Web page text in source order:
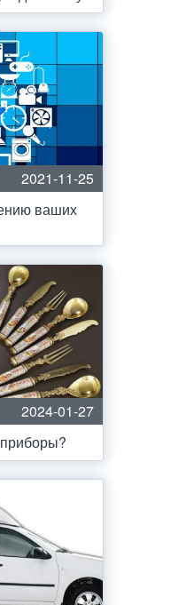
2021-11-25
ваших
2024-01-27